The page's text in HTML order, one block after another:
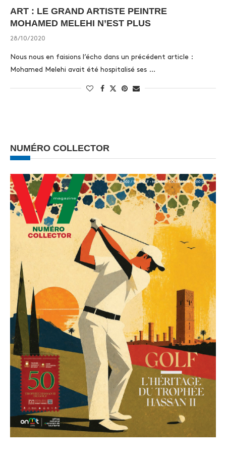
ART : LE GRAND ARTISTE PEINTRE
MOHAMED MELEHI N’EST PLUS
28/10/2020
Nous nous en faisions l’écho dans un précédent article :
Mohamed Melehi avait été hospitalisé ses …
NUMÉRO COLLECTOR